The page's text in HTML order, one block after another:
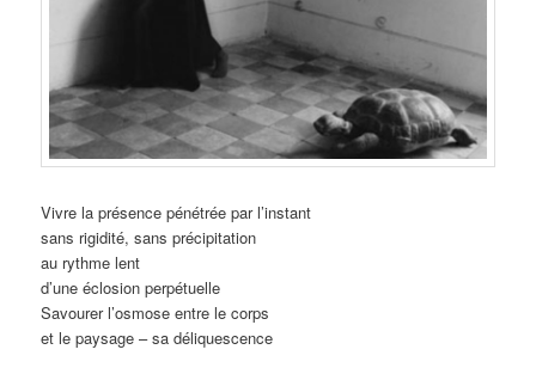
Vivre la présence pénétrée par l’instant
sans rigidité, sans précipitation
au rythme lent
d’une éclosion perpétuelle
Savourer l’osmose entre le corps
et le paysage – sa déliquescence